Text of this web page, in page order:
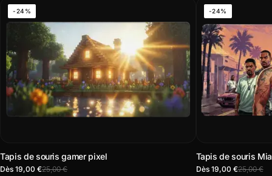
-24%
Tapis de souris gamer pixel
Dès 19,00 €25,00 €
-24%
Tapis de souris
Dès 19,00 €25,00 €